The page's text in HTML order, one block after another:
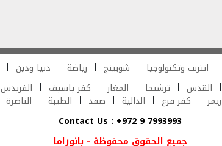
انترنت وتكنولوجيا شوبينج رياضة دنيا ودين
القدس ترشيحا المغار كفر ياسيف الفريدس
زيمر كفر قرع الدالية صفد الطيبة الناصرة
Contact Us : +972 9 7993993
جميع الحقوق محفوظة - بانوراما